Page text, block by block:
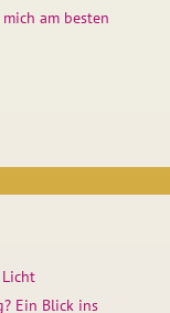
am besten
Licht
Ein Blick ins